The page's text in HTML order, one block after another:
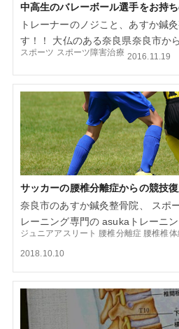
中高生のバレーボール選手をお持
トレーナーのノジこと、あすか鍼
す！！ 大仏のある奈良県奈良市か
スポーツ スポーツ障害治療 2016.11.19
サッカーの腰椎分離症からの競技
奈良市のあすか鍼灸整骨院、 スポ
レーニング専門の asukaトレーニ
ジュニアアスリート 腰椎分離症 腰椎椎
2018.10.10